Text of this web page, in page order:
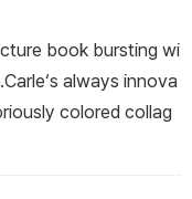
book bursting wi
always innova
colored collag